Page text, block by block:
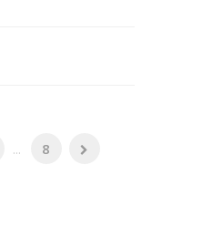
... 8